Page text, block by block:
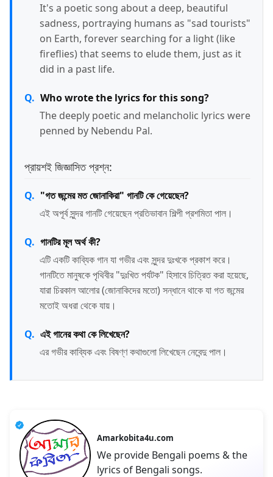
It's a poetic song about a deep, beautiful
sadness, portraying humans as "sad tourists"
on Earth, forever searching for a light (like
fireflies) that seems to elude them, just as it
did in a past life.
Who wrote the lyrics for this song?
The deeply poetic and melancholic lyrics were
penned by Nebendu Pal.
প্রায়শই জিজ্ঞাসিত প্রশ্ন:
"গত জন্মের মত জোনাকিরা" গানটি কে গেয়েছেন?
এই অপূর্ব সুন্দর গানটি গেয়েছেন প্রতিভাবান শিল্পী প্রশমিতা পাল।
গানটির মূল অর্থ কী?
এটি একটি কাব্যিক গান যা গভীর এবং সুন্দর দুঃখকে প্রকাশ করে।
গানটিতে মানুষকে পৃথিবীর "দুঃখিত পর্যটক" হিসাবে চিত্রিত করা হয়েছে,
যারা চিরকাল আলোর (জোনাকিদের মতো) সন্ধানে থাকে যা গত জন্মের
মতোই অধরা থেকে যায়।
এই গানের কথা কে লিখেছেন?
এর গভীর কাব্যিক এবং বিষণ্ণ কথাগুলো লিখেছেন নেবেন্দু পাল।
Amarkobita4u.com
We provide Bengali poems & the
lyrics of Bengali songs.